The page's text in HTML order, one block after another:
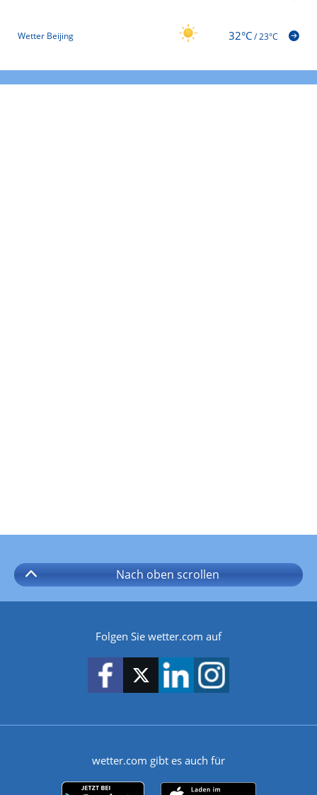
Wetter Beijing 32°C/23°C
Nach oben scrollen
Folgen Sie wetter.com auf
wetter.com gibt es auch für